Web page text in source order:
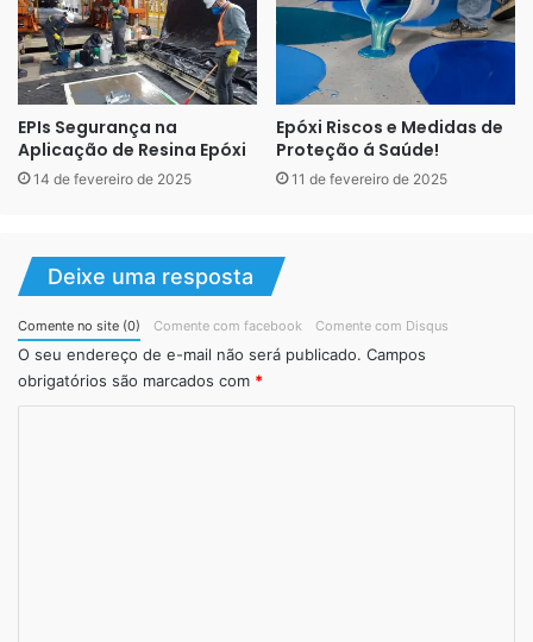
EPIs Segurança na
Aplicação de Resina Epóxi
14 de fevereiro de 2025
Epóxi Riscos e Medidas de
Proteção á Saúde!
11 de fevereiro de 2025
Deixe uma resposta
Comente no site (0) Comente com facebook Comente com Disqus
O seu endereço de e-mail não será publicado. Campos
obrigatórios são marcados com *